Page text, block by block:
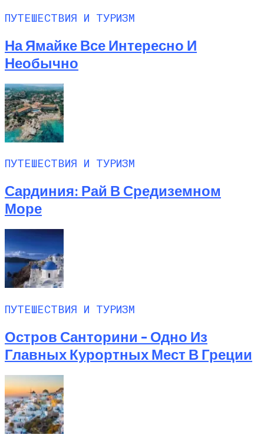
Листьях Смородины
ПУТЕШЕСТВИЯ И ТУРИЗМ
На Ямайке Все Интересно И
Необычно
ПУТЕШЕСТВИЯ И ТУРИЗМ
Сардиния: Рай В Средиземном
Море
ПУТЕШЕСТВИЯ И ТУРИЗМ
Остров Санторини – Одно Из
Главных Курортных Мест В Греции